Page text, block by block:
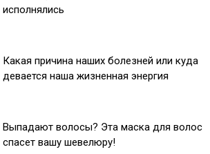
исполнялись
Какая причина наших болезней или куда
девается наша жизненная энергия
Выпадают волосы? Эта маска для волос
спасет вашу шевелюру!